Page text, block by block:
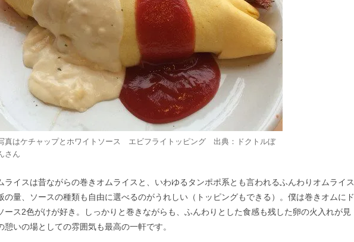
真はケチャップとホワイトソース エビフライトッピング 出典：ドクトルぼ
さん
ライスは昔ながらの巻きオムライスと、いわゆるタンポポ系とも言われるふんわりオムライス
の量、ソースの種類も自由に選べるのがうれしい（トッピングもできる）。僕は巻きオムにド
ース2色がけが好き。しっかりと巻きながらも、ふんわりとした食感も残した卵の火入れが見
いの場としての雰囲気も最高の一軒です。